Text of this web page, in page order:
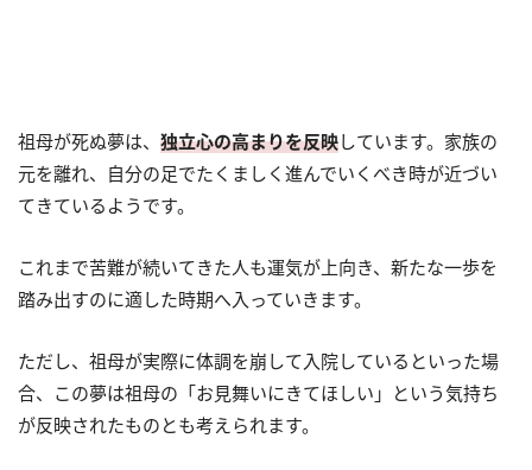
祖母が死ぬ夢は、 独立心の高まりを反映しています。家族の
元を離れ、自分の足でたくましく進んでいくべき時が近づい
てきているようです。
これまで苦難が続いてきた人も運気が上向き、新たな一歩を
踏み出すのに適した時期へ入っていきます。
ただし、祖母が実際に体調を崩して入院しているといった場
合、この夢は祖母の「お見舞いにきてほしい」という気持ち
が反映されたものとも考えられます。